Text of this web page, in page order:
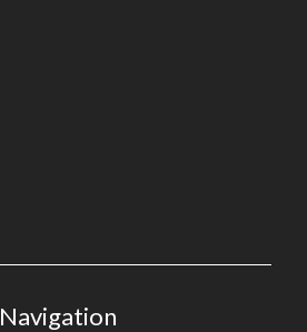
Navigation